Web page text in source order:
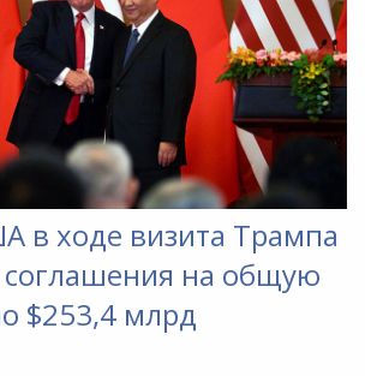
в ходе визита Трампа
на общую
$253,4 млрд